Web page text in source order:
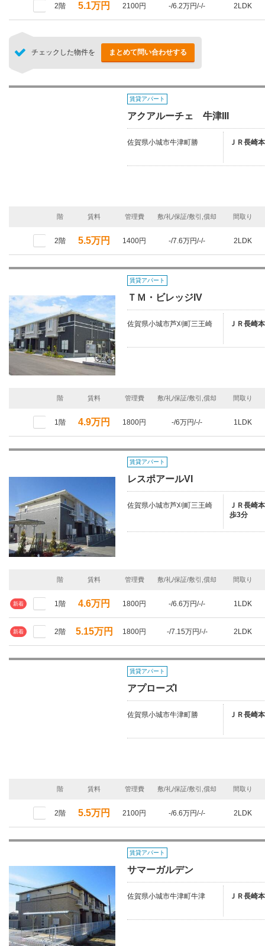
2階 5.1万円 2100円 -/6.2万円/-/- 2LDK
チェックした物件を まとめて問い合わせする
賃貸アパート
アクアルーチェ 牛津III
佐賀県小城市牛津町勝 ＪＲ長崎
階 賃料 管理費 敷/礼/保証/敷引,償却 間取り
2階 5.5万円 1400円 -/7.6万円/-/- 2LDK
賃貸アパート
ＴＭ・ビレッジIV
佐賀県小城市芦刈町三王崎 ＪＲ長崎
階 賃料 管理費 敷/礼/保証/敷引,償却 間取り
1階 4.9万円 1800円 -/6万円/-/- 1LDK
賃貸アパート
レスポアールVI
佐賀県小城市芦刈町三王崎
ＪＲ長崎
歩3分
階 賃料 管理費 敷/礼/保証/敷引,償却 間取り
新着 1階 4.6万円 1800円 -/6.6万円/-/- 1LDK
新着 2階 5.15万円 1800円 -/7.15万円/-/- 2LDK
賃貸アパート
アプローズI
佐賀県小城市牛津町勝 ＪＲ長崎
階 賃料 管理費 敷/礼/保証/敷引,償却 間取り
2階 5.5万円 2100円 -/6.6万円/-/- 2LDK
賃貸アパート
サマーガルデン
佐賀県小城市牛津町牛津 ＪＲ長崎